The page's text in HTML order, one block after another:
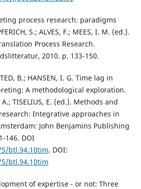
process research: paradigms
S.; ALVES, F.; MEES, I. M. (ed.).
Process Research.
2010. p. 133-150.
B.; HANSEN, I. G. Time lag in
A methodological exploration.
A.; TISELIUS, E. (ed.). Methods and
Integrative approaches in
John Benjamins Publishing
146. DOI
btl.94.10tim. DOI:
btl.94.10tim
of expertise - or not: Three